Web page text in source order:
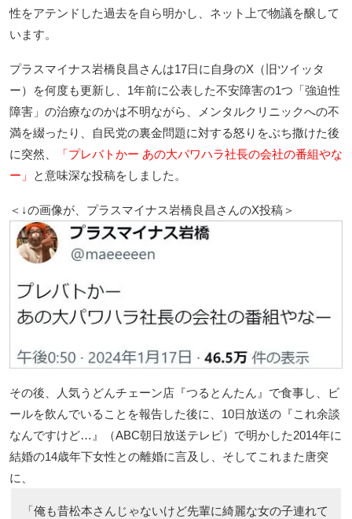
性をアテンドした過去を自ら明かし、ネット上で物議を醸して
います。
プラスマイナス岩橋良昌さんは17日に自身のX（旧ツイッタ
ー）を何度も更新し、1年前に公表した不安障害の1つ「強迫性
障害」の治療なのかは不明ながら、メンタルクリニックへの不
満を綴ったり、自民党の裏金問題に対する怒りをぶち撒けた後
に突然、
「プレバトかー あの大パワハラ社長の会社の番組やな
ー」
と意味深な投稿をしました。
＜↓の画像が、プラスマイナス岩橋良昌さんのX投稿＞
その後、人気うどんチェーン店『つるとんたん』で食事し、ビ
ールを飲んでいることを報告した後に、10日放送の『これ余談
なんですけど…』（ABC朝日放送テレビ）で明かした2014年に
結婚の14歳年下女性との離婚に言及し、そしてこれまた唐突
に、
「俺も昔松本さんじゃないけど先輩に綺麗な女の子連れて